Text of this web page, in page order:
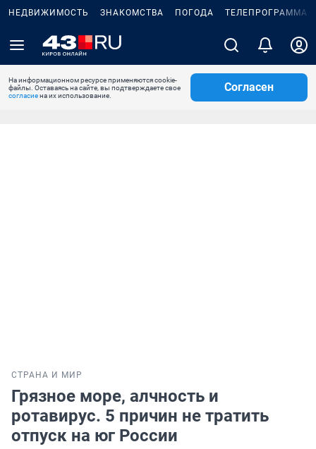
НЕДВИЖИМОСТЬ ЗНАКОМСТВА ПОГОДА ТЕЛЕПРОГРАММА
На информационном ресурсе применяются cookie-
файлы. Оставаясь на сайте, вы подтверждаете свое
согласиена их использование.
Согласен
СТРАНА И МИР
Грязное море, алчность и
ротавирус. 5 причин не тратить
отпуск на юг России